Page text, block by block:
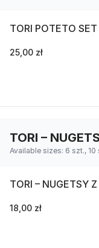
TORI POTETO SET
25,00 zł
TORI –
Available sizes: 6 szt.,
TORI – NUGETSY
18,00 zł